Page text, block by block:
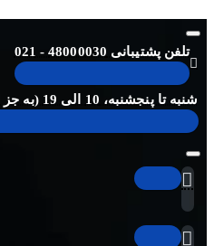
تلفن پشتیبانی 48000030 - 021
شنبه تا پنجشنبه، 10 الی 19 (به جز ایام تعطیل)